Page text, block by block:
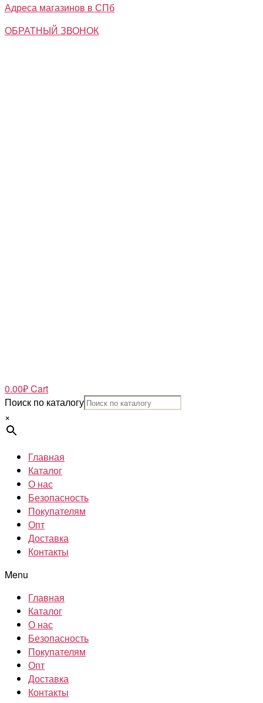
Адреса магазинов в СПб
ОБРАТНЫЙ ЗВОНОК
0.00₽Cart
Поиск по каталогу
×
Главная
Каталог
О нас
Безопасность
Покупателям
Опт
Доставка
Контакты
Menu
Главная
Каталог
О нас
Безопасность
Покупателям
Опт
Доставка
Контакты